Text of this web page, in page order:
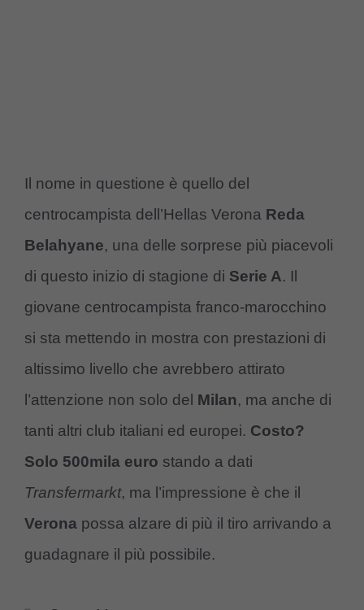
Il nome in questione è quello del
centrocampista dell’Hellas Verona Reda
Belahyane, una delle sorprese più piacevoli
di questo inizio di stagione di Serie A. Il
giovane centrocampista franco-marocchino
si sta mettendo in mostra con prestazioni di
altissimo livello che avrebbero attirato
l’attenzione non solo del Milan, ma anche di
tanti altri club italiani ed europei. Costo?
Solo 500mila euro stando a dati
Transfermarkt, ma l’impressione è che il
Verona possa alzare di più il tiro arrivando a
guadagnare il più possibile.